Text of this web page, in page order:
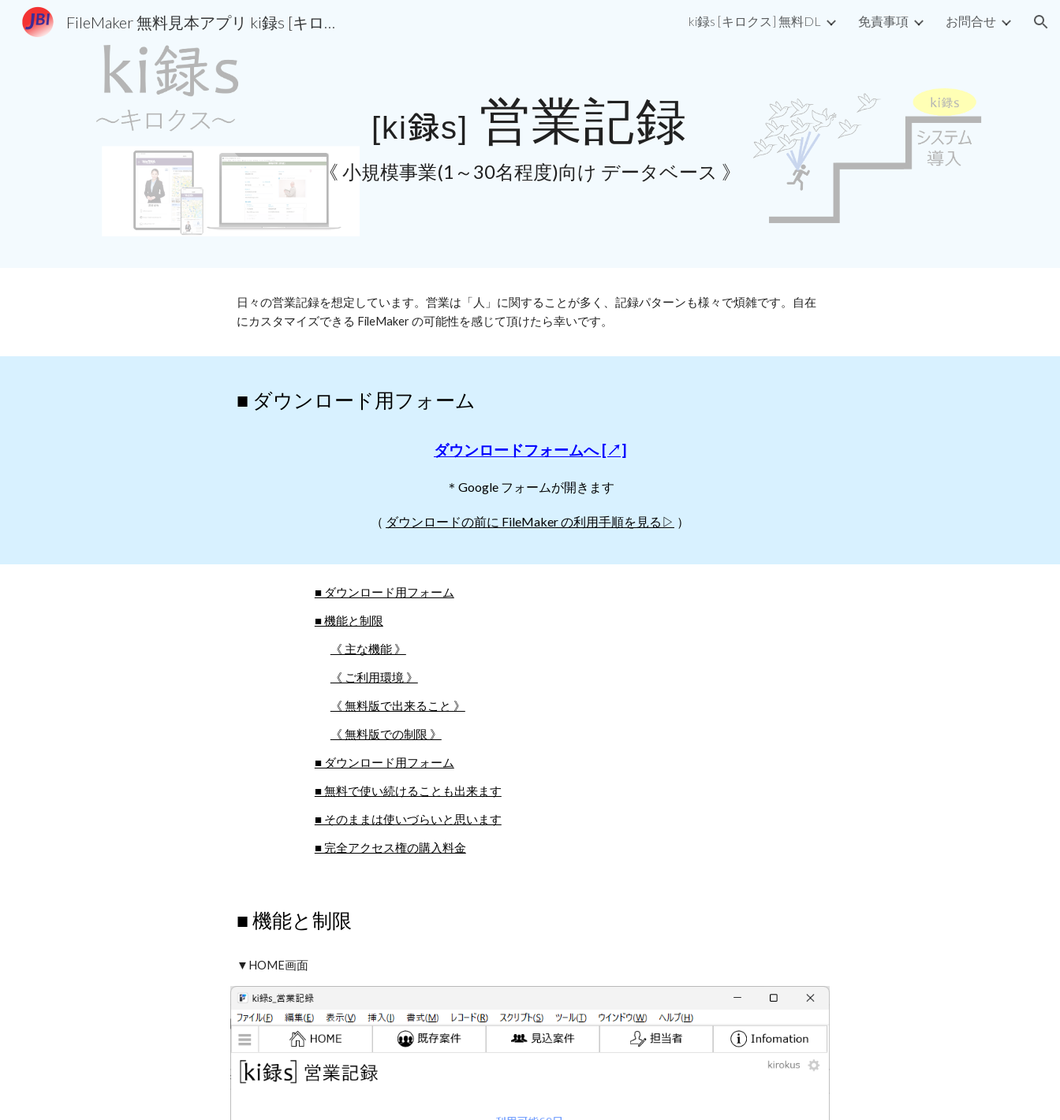
Skip to navigation
FileMaker 無料見本アプリ ki録s [キロクスプレイス]｜JBI ki録s [キロクス] 無料DL 免責事項 お問合せ
[ki録s] 営業記録
《 小規模事業(1～30名程度)向け データベース 》
日々の営業記録を想定しています。営業は「人」に関することが多く、記録パターンも様々で煩雑です。自在
にカスタマイズできる FileMaker の可能性を感じて頂けたら幸いです。
■ ダウンロード用フォーム
ダウンロードフォームへ [↗]
＊Google フォームが開きます
（ ダウンロードの前に FileMaker の利用手順を見る▷ ）
■ ダウンロード用フォーム
■ 機能と制限
《 主な機能 》
《 ご利用環境 》
《 無料版で出来ること 》
《 無料版での制限 》
■ ダウンロード用フォーム
■ 無料で使い続けることも出来ます
■ そのままは使いづらいと思います
■ 完全アクセス権の購入料金
■ 機能と制限
▼HOME画面